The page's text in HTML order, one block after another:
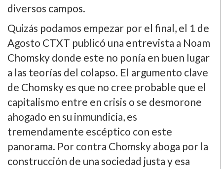
diversos campos.
Quizás podamos empezar por el final, el 1 de
Agosto CTXT publicó una entrevista a Noam
Chomsky donde este no ponía en buen lugar
a las teorías del colapso. El argumento clave
de Chomsky es que no cree probable que el
capitalismo entre en crisis o se desmorone
ahogado en su inmundicia, es
tremendamente escéptico con este
panorama. Por contra Chomsky aboga por la
construcción de una sociedad justa y esa